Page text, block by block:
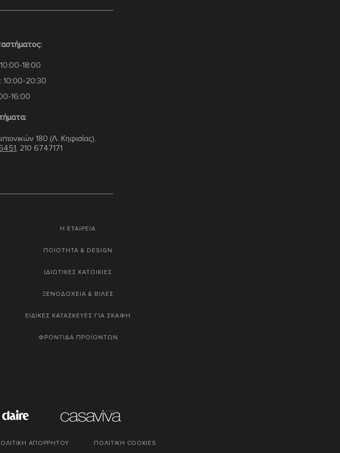
18:00
10:00-20:30
16:00
180 (Λ. Κηφισίας),
, 210 6747171
Η ΕΤΑΙΡΕΙΑ
ΠΟΙΟΤΗΤΑ & DESIGN
ΙΔΙΩΤΙΚΕΣ ΚΑΤΟΙΚΙΕΣ
ΞΕΝΟΔΟΧΕΙΑ & ΒΙΛΕΣ
ΕΙΔΙΚΕΣ ΚΑΤΑΣΚΕΥΕΣ ΓΙΑ ΣΚΑΦΗ
ΦΡΟΝΤΙΔΑ ΠΡΟΪΟΝΤΩΝ
ΑΠΟΡΡΗΤΟΥ ΠΟΛΙΤΙΚΗ COOKIES